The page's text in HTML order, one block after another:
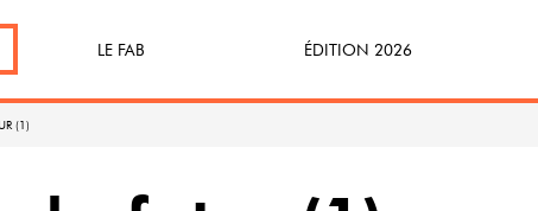
LE FAB ÉDITION 2026
(1)